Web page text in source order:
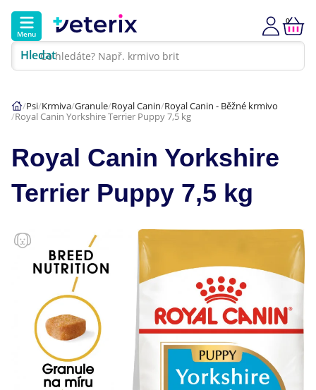
Menu
Hledat
0
Hlavní kategorie
Akce
Psi
Kočky
Veterinární diety
Dárkové poukazy
Klinika Veterix
777 319 516 (Po–Pá, 9–19h; So–Ne, 9–14h)
Psi Krmiva Granule Royal Canin Royal Canin - Běžné krmivo
Royal Canin Yorkshire Terrier Puppy 7,5 kg
Royal Canin Yorkshire
Terrier Puppy 7,5 kg